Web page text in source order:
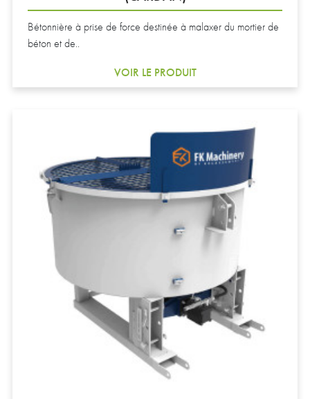
Bétonnière à prise de force destinée à malaxer du mortier de
béton et de..
VOIR LE PRODUIT